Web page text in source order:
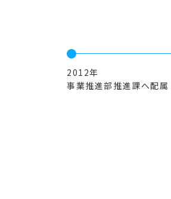
2012年
事業推進部推進課へ配属